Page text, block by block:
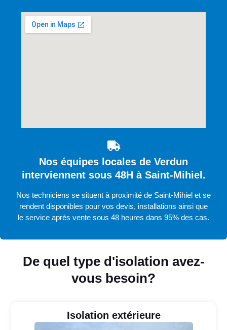
De quel type d'isolation avez-
vous besoin?
Isolation extérieure
Nos équipes locales de Verdun
interviennent sous 48H à Saint-Mihiel.
Nos techniciens se situent à proximité de Saint-Mihiel et se
rendent disponibles pour vos devis, installations ainsi que
le service après vente sous 48 heures dans 95% des cas.